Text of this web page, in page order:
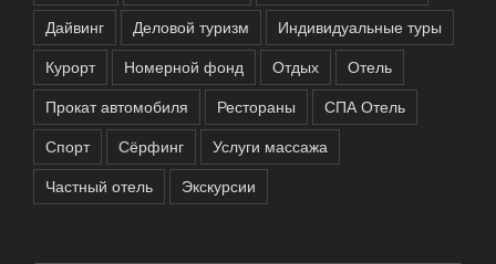
Дайвинг
Деловой туризм
Индивидуальные туры
Курорт
Номерной фонд Отдых
Отель
Прокат автомобиля
Рестораны
СПА Отель
Спорт
Сёрфинг
Услуги массажа
Частный отель
Экскурсии